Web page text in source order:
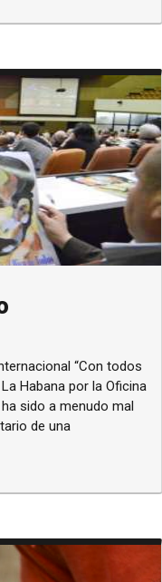
“Con todos
Habana por la Oficina
sido a menudo mal
de una